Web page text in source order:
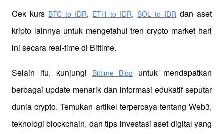
Cek kurs BTC to IDR, ETH to IDR, SOL to IDR dan aset
kripto lainnya untuk mengetahui tren crypto market hari
ini secara real-time di Bittime.
Selain itu, kunjungi Bittime Blog
untuk mendapatkan
berbagai update menarik dan informasi edukatif seputar
dunia crypto. Temukan artikel terpercaya tentang Web3,
teknologi blockchain, dan tips investasi aset digital yang